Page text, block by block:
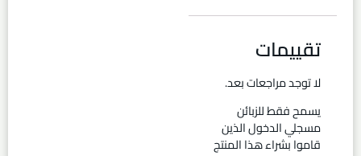
تقييمات
لا توجد مراجعات بعد.
يسمح فقط للزبائن
مسجلي الدخول الذين
قاموا بشراء هذا المنتج